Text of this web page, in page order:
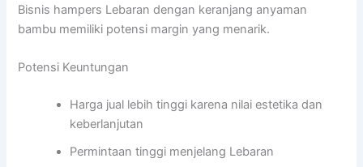
Bisnis hampers Lebaran dengan keranjang anyaman
bambu memiliki potensi margin yang menarik.
Potensi Keuntungan
Harga jual lebih tinggi karena nilai estetika dan
keberlanjutan
Permintaan tinggi menjelang Lebaran